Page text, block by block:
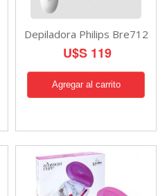
Depiladora Philips Bre712
U$S 119